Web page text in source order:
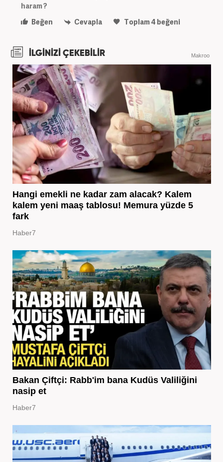
haram ?
Beğen
Cevapla Toplam4 beğeni
İLGİNİZİ ÇEKEBİLİR Makroo
Hangi emekli ne kadar zam alacak? Kalem
kalem yeni maaş tablosu! Memura yüzde 5
fark
Haber7
Bakan Çiftçi: Rabb'im bana Kudüs Valiliğini
nasip et
Haber7